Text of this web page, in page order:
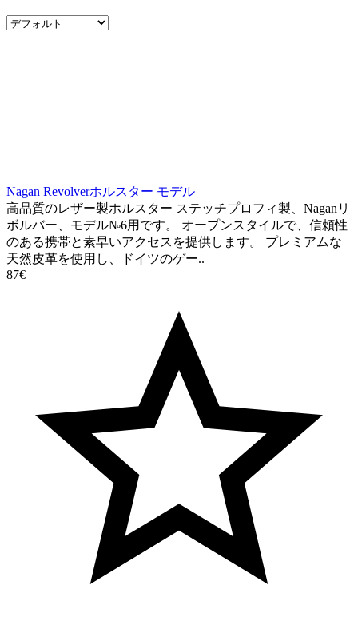
Nagan Revolverホルスター モデル
高品質のレザー製ホルスター ステッチプロフィ製、Naganリ
ボルバー、モデル№6用です。 オープンスタイルで、信頼性
のある携帯と素早いアクセスを提供します。 プレミアムな
天然皮革を使用し、ドイツのゲー..
87€